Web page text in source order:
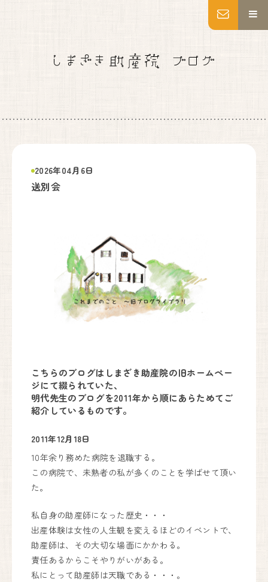
2026年04月6日
送別会
こちらのブログはしまざき助産院の旧ホームペー
ジにて綴られていた、
明代先生のブログを2011年から順にあらためてご
紹介しているものです。
2011年12月18日
10年余り務めた病院を退職する。
この病院で、未熟者の私が多くのことを学ばせて頂い
た。
私自身の助産師になった歴史・・・
出産体験は女性の人生観を変えるほどのイベントで、
助産師は、その大切な場面にかかわる。
責任あるからこそやりがいがある。
私にとって助産師は天職である・・・。
トップページ
私たちについて
いのちの教育・助産師教育
よくあるご質問
Instagram
妊婦健診・産後ケア・乳房ケア（完全予約制）
出産は24時間365日体制で対応しております。
072-741-9625
090-6669-7779
Instagram
〒666-0101
川西市黒川字寺垣内232
川西能勢口から車で25分。
徳林寺さんの道路向かいになり、
側道沿いの看板が目印になります。